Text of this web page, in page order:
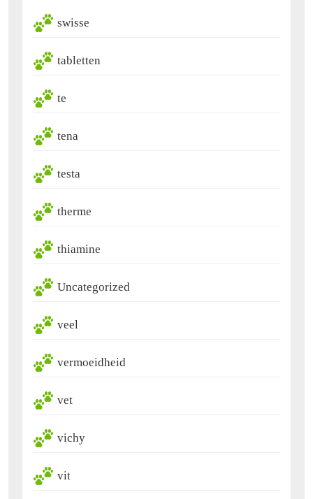
swisse
tabletten
te
tena
testa
therme
thiamine
Uncategorized
veel
vermoeidheid
vet
vichy
vit